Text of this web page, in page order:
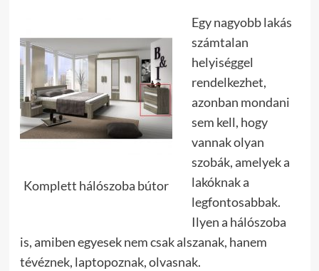
Komplett hálószoba bútor
Egy nagyobb lakás
számtalan
helyiséggel
rendelkezhet,
azonban mondani
sem kell, hogy
vannak olyan
szobák, amelyek a
lakóknak a
legfontosabbak.
Ilyen a hálószoba
is, amiben egyesek nem csak alszanak, hanem
tévéznek, laptopoznak, olvasnak.